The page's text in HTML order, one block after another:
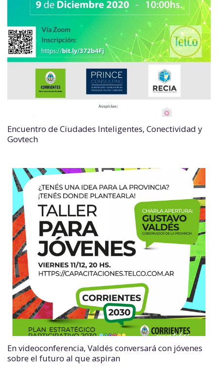
Encuentro de Ciudades Inteligentes, Conectividad y
Govtech
En videoconferencia, Valdés conversará con jóvenes
sobre el futuro al que aspiran